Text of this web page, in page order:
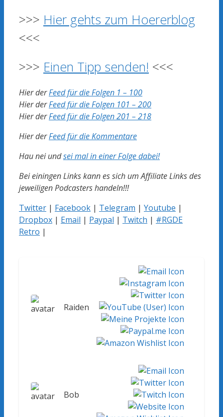
>>> Hier gehts zum Hoererblog
<<<
>>> Einen Tipp senden! <<<
Hier derFeed für die Folgen 1 – 100
Hier derFeed für die Folgen 101 – 200
Hier derFeed für die Folgen 201 – 218
Hier derFeed für die Kommentare
Hau nei undsei mal in einer Folge dabei!
Bei einingen Links kann es sich um Affiliate Links des
jeweiligen Podcasters handeln!!!
Twitter | Facebook | Telegram | Youtube |
Dropbox | Email | Paypal | Twitch | #RGDE
Retro |
Raiden
Bob